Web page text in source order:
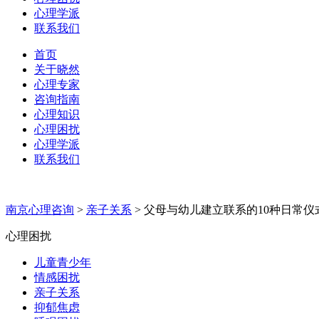
心理学派
联系我们
首页
关于晓然
心理专家
咨询指南
心理知识
心理困扰
心理学派
联系我们
南京心理咨询 > 亲子关系 > 父母与幼儿建立联系的10种日常仪
心理困扰
儿童青少年
情感困扰
亲子关系
抑郁焦虑